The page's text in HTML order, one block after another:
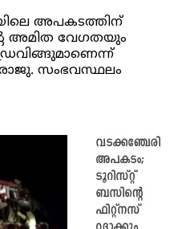
അപകടത്തിന്
അമിത വേഗതയും
സംഭവസ്ഥലം
വടക്കഞ്ചേരി
അപകടം;
ടൂറിസ്റ്റ്
ബസിന്‍റെ
ഫിറ്റ്നസ്